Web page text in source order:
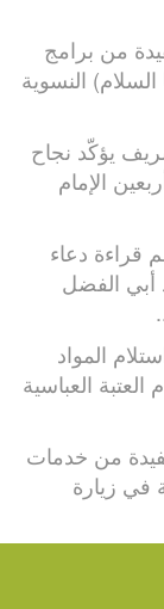
من برامج
السلام) النسوية
يؤكّد نجاح
الإمام
قراءة دعاء
الفضل
المواد
العباسية
مستفيدة من خدمات
في زيارة